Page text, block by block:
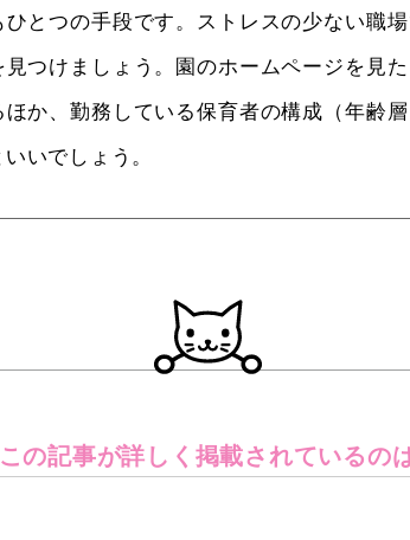
ひとつの手段です。ストレスの少ない職
つけましょう。園のホームページを見
か、勤務している保育者の構成（年齢
いでしょう。
この記事が詳しく 掲載されているの